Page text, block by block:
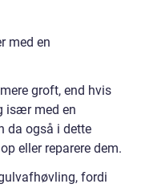
med en
groft, end hvis
især med en
da også i dette
eller reparere dem.
fordi